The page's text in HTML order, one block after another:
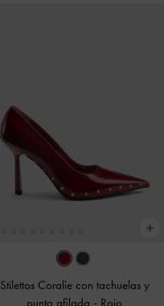
Stilettos Coralie con tachuelas y
punta afilada - Rojo